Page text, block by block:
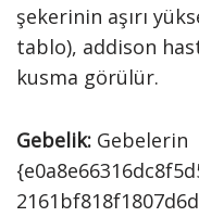
şekerinin aşırı
tablo), addison
kusma görülür.
Gebelik: Gebelerin